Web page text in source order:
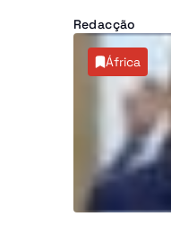
atribuído a
conhecido
ocorreu a
piquete da
denúncias
intervenção
Redacção
África